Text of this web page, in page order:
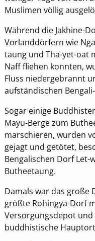
Muslimen völlig
Während die Jakhine-
Vorlanddörfern wie
taung und Tha-yet-oat
Naff fliehen konnten,
Fluss niedergebrannt
aufständischen
Sogar einige
Mayu-Berge zum
marschieren, wurden
gejagt und getötet,
Bengalischen Dorf Let-
Butheetaung.
Damals war das große
größte Rohingya-Dorf
Versorgungsdepot
buddhistische